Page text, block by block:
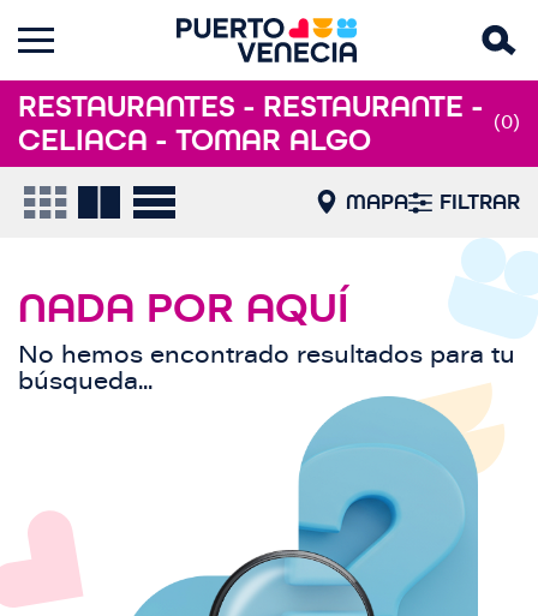
RESTAURANTES - RESTAURANTE -
CELIACA - TOMAR ALGO
(0)
MAPA FILTRAR
NADA POR AQUÍ
No hemos encontrado resultados para tu
búsqueda...